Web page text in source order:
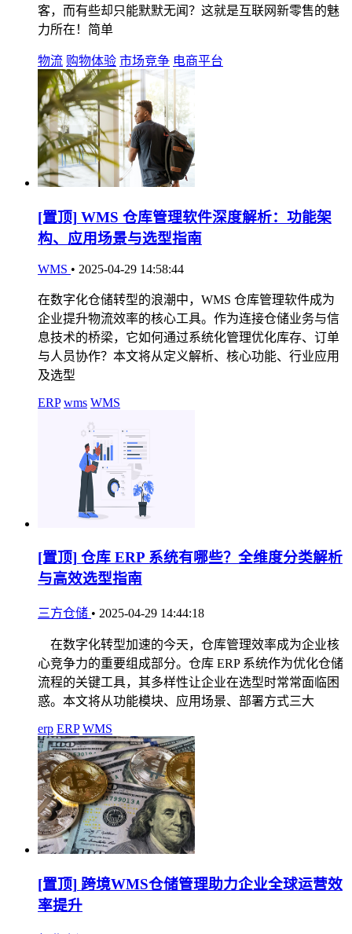
客，而有些却只能默默无闻？这就是互联网新零售的魅
力所在！简单
物流 购物体验 市场竞争 电商平台
[置顶] WMS 仓库管理软件深度解析：功能架
构、应用场景与选型指南
WMS • 2025-04-29 14:58:44
在数字化仓储转型的浪潮中，WMS 仓库管理软件成为
企业提升物流效率的核心工具。作为连接仓储业务与信
息技术的桥梁，它如何通过系统化管理优化库存、订单
与人员协作？本文将从定义解析、核心功能、行业应用
及选型
ERP wms WMS
[置顶] 仓库 ERP 系统有哪些？全维度分类解析
与高效选型指南
三方仓储 • 2025-04-29 14:44:18
在数字化转型加速的今天，仓库管理效率成为企业核
心竞争力的重要组成部分。仓库 ERP 系统作为优化仓储
流程的关键工具，其多样性让企业在选型时常常面临困
惑。本文将从功能模块、应用场景、部署方式三大
erp ERP WMS
[置顶] 跨境WMS仓储管理助力企业全球运营效
率提升